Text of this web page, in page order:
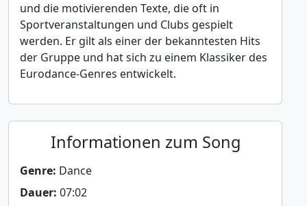
und die motivierenden Texte, die oft in
Sportveranstaltungen und Clubs gespielt
werden. Er gilt als einer der bekanntesten Hits
der Gruppe und hat sich zu einem Klassiker des
Eurodance-Genres entwickelt.
Informationen zum Song
Genre: Dance
Dauer: 07:02